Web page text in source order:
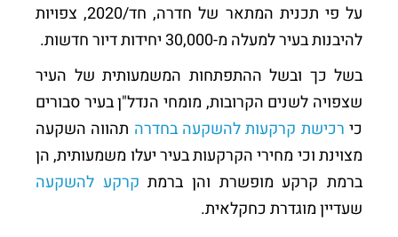
על פי תכנית המתאר של חדרה, חד/2020, צפויות
להיבנות בעיר למעלה מ-30,000 יחידות דיור חדשות.
בשל כך ובשל ההתפתחות המשמעותית של העיר
שצפויה לשנים הקרובות, מומחי הנדל"ן בעיר סבורים
כי רכישת קרקעות להשקעה בחדרה תהווה השקעה
מצוינת וכי מחירי הקרקעות בעיר יעלו משמעותית, הן
ברמת קרקע מופשרת והן ברמת קרקע להשקעה
שעדיין מוגדרת כחקלאית.